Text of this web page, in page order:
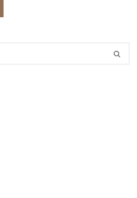
lucha personal y emocional.